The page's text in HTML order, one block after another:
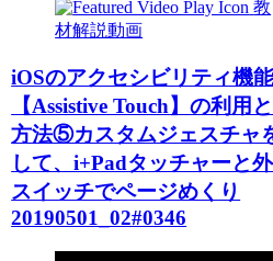
教
材解説動画
iOSのアクセシビリティ機
【Assistive Touch】の利用
方法⑤カスタムジェスチャ
して、i+Padタッチャーと
スイッチでページめくり
20190501_02#0346